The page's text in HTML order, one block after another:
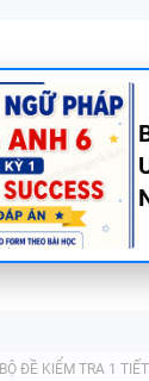
BỘ ĐỀ KIỂM TRA 1